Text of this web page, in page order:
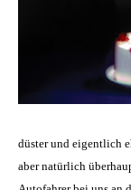
düster und eigentlich
aber natürlich